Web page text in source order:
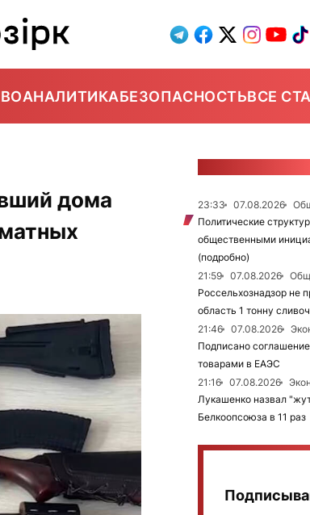
АНАЛИТИКАБЕЗОПАСНОСТЬВСЕ
дома
23:33 07.08.2026
Политические
общественными
(подробно)
21:59
07.08.2026
Россельхознадзор не
область 1 тонну
21:46
07.08.2026
Подписано
товарами в ЕАЭС
21:16
07.08.2026
Лукашенко назвал
Белкоопсоюза в 11 раз